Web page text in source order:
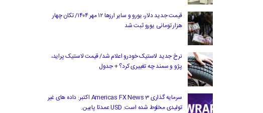
قیمت جدید دلار، یورو و سایر ارزها ۱۲ مهر ۱۴۰۴/ تکان چهار
هزار تومانی یورو ثبت شد
نرخ جدید لاستیک خودرو اعلام شد/ قیمت لاستیک پراید،
پژو و سمند چه تغییری کرد؟ + جدول
سرمایه گذاری Americas FX News 3 اکتبر: داده های غیر
تولیدی مخلوط شده است. USD عمدتا پایین.